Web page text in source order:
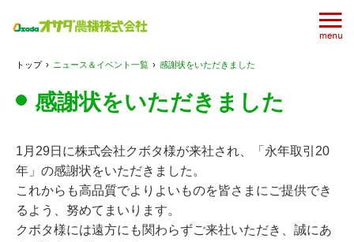
トップ › ニュース＆イベント一覧 › 感謝状をいただきました
感謝状をいただきました
1月29日に株式会社クボタ様が来社され、「永年取引20
年」の感謝状をいただきました。
これからも高品質でよりよいものを皆さまにご提供でき
るよう、努めてまいります。
クボタ様には遠方にも関わらずご来社いただき、誠にあ